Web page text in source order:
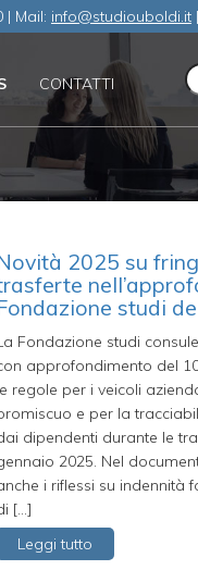
| Mail: info@studiouboldi.it |
CONTATTI
2025 su
studi
Fondazione studi
approfondimento del
regole per i veicoli
e per la
dipendenti durante le
2025. Nel
i riflessi su indennità
[…]
Leggi tutto